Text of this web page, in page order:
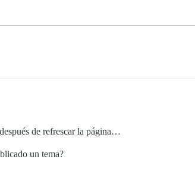
de refrescar la página…
un tema?